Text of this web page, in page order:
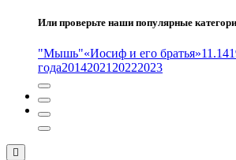
Или проверьте наши популярные
"Мышь"«Иосиф и его братья»11.14
года20142021 20222023